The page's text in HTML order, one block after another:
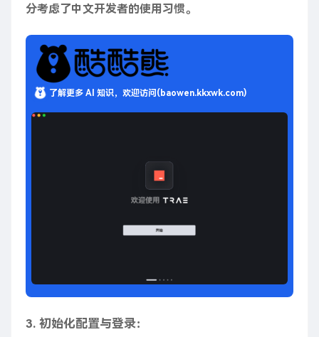
分考虑了中文开发者的使用习惯。
了解更多 AI 知识，欢迎访问(baowen.kkxwk.com)
3. 初始化配置与登录：